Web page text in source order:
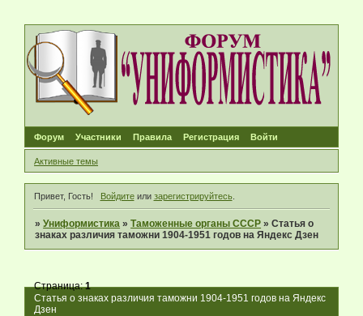
Форум Участники Правила Регистрация Войти
Активные темы
Привет, Гость! Войдитеили зарегистрируйтесь.
»Униформистика »Таможенные органы СССР »Статья о
знаках различия таможни 1904-1951 годов на Яндекс Дзен
Статья о знаках различия таможни 1904-1951 годов на Яндекс
Дзен
Страница:1